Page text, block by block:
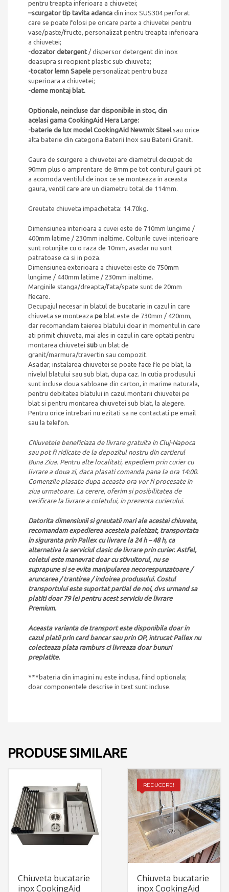
pentru treapta inferioara a chiuvetei;
–scurgator tip tavita adanca din inox SUS304 perforat
care se poate folosi pe oricare parte a chiuvetei pentru
vase/paste/fructe, personalizat pentru treapta inferioara
a chiuvetei;
-dozator detergent/ dispersor detergent din inox
deasupra si recipient plastic sub chiuveta;
-tocator lemn Sapele personalizat pentru buza
superioara a chiuvetei;
-cleme montaj blat.
Optionale, neincluse dar disponibile in stoc, din
acelasi gama CookingAid Hera Large:
-baterie de lux model CookingAid Newmix Steelsau orice
alta baterie din categoria Baterii Inox sau Baterii Granit.
Gaura de scurgere a chiuvetei are diametrul decupat de
90mm plus o amprentare de 8mm pe tot conturul gaurii pt
a acomoda ventilul de inox ce se monteaza in aceasta
gaura, ventil care are un diametru total de 114mm.
Greutate chiuveta impachetata: 14.70kg.
Dimensiunea interioara a cuvei este de 710mm lungime /
400mm latime / 230mm inaltime. Colturile cuvei interioare
sunt rotunjite cu o raza de 10mm, asadar nu sunt
patratoase ca si in poza.
Dimensiunea exterioara a chiuvetei este de 750mm
lungime / 440mm latime / 230mm inaltime.
Marginile stanga/dreapta/fata/spate sunt de 20mm
fiecare.
Decupajul necesar in blatul de bucatarie in cazul in care
chiuveta se monteaza pe blat este de 730mm / 420mm,
dar recomandam taierea blatului doar in momentul in care
ati primit chiuveta, mai ales in cazul in care optati pentru
montarea chiuvetei sub un blat de
granit/marmura/travertin sau compozit.
Asadar, instalarea chiuvetei se poate face fie pe blat, la
nivelul blatului sau sub blat, dupa caz. In cutia produsului
sunt incluse doua sabloane din carton, in marime naturala,
pentru debitatea blatului in cazul montarii chiuvetei pe
blat si pentru montarea chiuvetei sub blat, la alegere.
Pentru orice intrebari nu ezitati sa ne contactati pe email
sau la telefon.
Chiuvetele beneficiaza de livrare gratuita in Cluj-Napoca
sau pot fi ridicate de la depozitul nostru din cartierul
Buna Ziua. Pentru alte localitati, expediem prin curier cu
livrare a doua zi, daca plasati comanda pana la ora 14:00.
Comenzile plasate dupa aceasta ora vor fi procesate in
ziua urmatoare. La cerere, oferim si posibilitatea de
verificare la livrare a coletului, in prezenta curierului.
Datorita dimensiunii si greutatii mari ale acestei chiuvete,
recomandam expedierea acesteia paletizat, transportata
in siguranta prin Pallex cu livrare la 24 h – 48 h, ca
alternativa la serviciul clasic de livrare prin curier. Astfel,
coletul este manevrat doar cu stivuitorul, nu se
suprapune si se evita manipularea necorespunzatoare /
aruncarea / trantirea / indoirea produsului. Costul
transportului este suportat partial de noi, dvs urmand sa
platiti doar 79 lei pentru acest serviciu de livrare
Premium.
Aceasta varianta de transport este disponibila doar in
cazul platii prin card bancar sau prin OP, intrucat Pallex nu
colecteaza plata ramburs ci livreaza doar bunuri
preplatite.
***bateria din imagini nu este inclusa, fiind optionala;
doar componentele descrise in text sunt incluse.
PRODUSE SIMILARE
Chiuveta bucatarie
inox CookingAid
REDUCERE!
Chiuveta bucatarie
inox CookingAid